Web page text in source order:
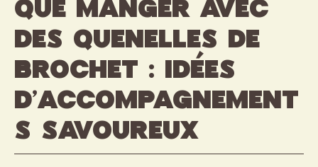
Que manger avec
des quenelles de
brochet : idées
d’accompagnement
s savoureux